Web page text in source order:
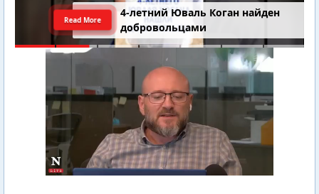
4-летний Юваль Коган найден
добровольцами
Read More